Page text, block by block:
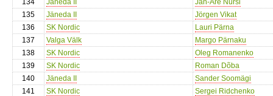
134
Jäneda II
Jan-Are Nursi
135
Jäneda II
Jörgen Vikat
136
SK Nordic
Lauri Pärna
137
Valga Välk
Margo Pärnaku
138
SK Nordic
Oleg Romanenko
139
SK Nordic
Roman Dõba
140
Jäneda II
Sander Soomägi
141
SK Nordic
Sergei Ridchenko